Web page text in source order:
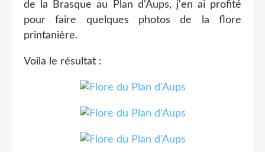
de la Brasque au Plan d'Aups, j'en ai profité
pour faire quelques photos de la flore
printanière.
Voila le résultat :